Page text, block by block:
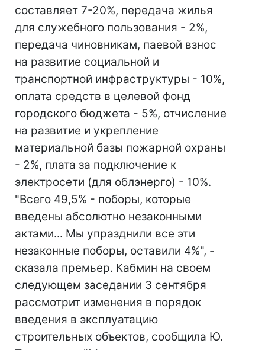
составляет 7-20%, передача жилья
для служебного пользования - 2%,
передача чиновникам, паевой взнос
на развитие социальной и
транспортной инфраструктуры - 10%,
оплата средств в целевой фонд
городского бюджета - 5%, отчисление
на развитие и укрепление
материальной базы пожарной охраны
- 2%, плата за подключение к
электросети (для облэнерго) - 10%.
"Всего 49,5% - поборы, которые
введены абсолютно незаконными
актами... Мы упразднили все эти
незаконные поборы, оставили 4%", -
сказала премьер. Кабмин на своем
следующем заседании 3 сентября
рассмотрит изменения в порядок
введения в эксплуатацию
строительных объектов, сообщила Ю.